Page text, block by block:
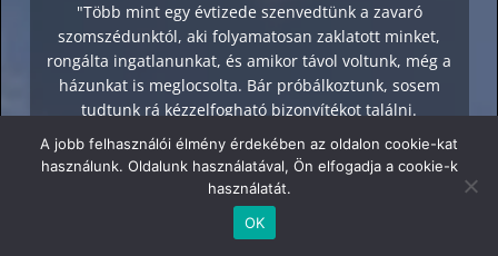
"Több mint egy évtizede szenvedtünk a zavaró
szomszédunktól, aki folyamatosan zaklatott minket,
rongálta ingatlanunkat, és amikor távol voltunk, még a
házunkat is meglocsolta. Bár próbálkoztunk, sosem
tudtunk rá kézzelfogható bizonyítékot találni.
Ekkor döntöttünk úgy, hogy a Kamera Security Kft.
szakértelmét igénybe véve, biztonsági kamerarendszert
telepítünk otthonra. Már a HD kamera rendszer
telepítésének napján észrevehető volt a változás. A
A jobb felhasználói élmény érdekében az oldalon cookie-kat
használunk. Oldalunk használatával, Ön elfogadja a cookie-k
használatát.
OK